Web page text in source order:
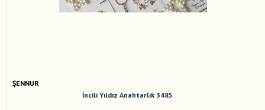
ŞENNUR
İncili Yıldız Anahtarlık 3485